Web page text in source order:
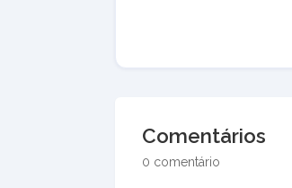
Comentários
0 comentário